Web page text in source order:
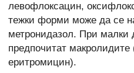
левофлоксацин,
тежки форми може да се
метронидазол. При малки
предпочитат
еритромицин).